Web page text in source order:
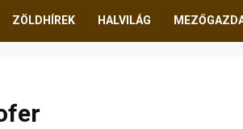
ZÖLDHÍREK HALVILÁG